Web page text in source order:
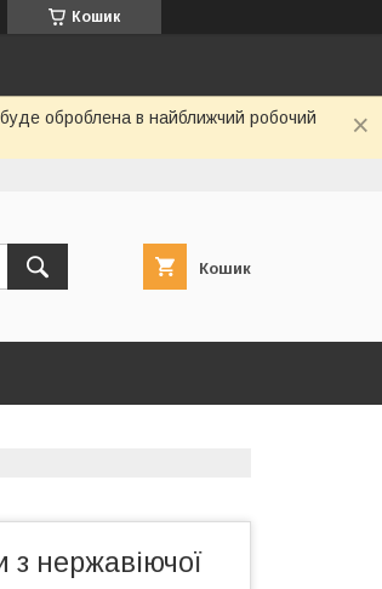
Кошик
оброблена в найближчий робочий
Кошик
нержавіючої